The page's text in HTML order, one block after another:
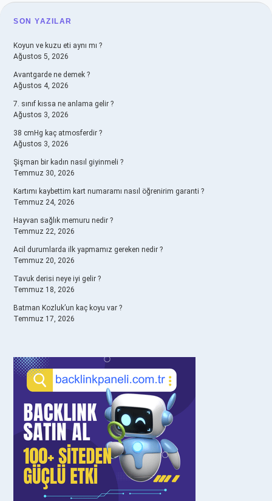
SIDEBAR
SON YAZILAR
Koyun ve kuzu eti aynı mı ?
Ağustos 5, 2026
Avantgarde ne demek ?
Ağustos 4, 2026
7. sınıf kıssa ne anlama gelir ?
Ağustos 3, 2026
38 cmHg kaç atmosferdir ?
Ağustos 3, 2026
Şişman bir kadın nasıl giyinmeli ?
Temmuz 30, 2026
Kartımı kaybettim kart numaramı nasıl öğrenirim garanti ?
Temmuz 24, 2026
Hayvan sağlık memuru nedir ?
Temmuz 22, 2026
Acil durumlarda ilk yapmamız gereken nedir ?
Temmuz 20, 2026
Tavuk derisi neye iyi gelir ?
Temmuz 18, 2026
Batman Kozluk’un kaç koyu var ?
Temmuz 17, 2026